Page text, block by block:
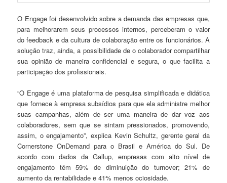
O Engage foi desenvolvido sobre a demanda das empresas que,
para melhorarem seus processos internos, perceberam o valor
do feedback e da cultura de colaboração entre os funcionários. A
solução traz, ainda, a possibilidade de o colaborador compartilhar
sua opinião de maneira confidencial e segura, o que facilita a
participação dos profissionais.
“O Engage é uma plataforma de pesquisa simplificada e didática
que fornece à empresa subsídios para que ela administre melhor
suas campanhas, além de ser uma maneira de dar voz aos
colaboradores, sem que se sintam pressionados, promovendo,
assim, o engajamento”, explica Kevin Schultz, gerente geral da
Cornerstone OnDemand para o Brasil e América do Sul. De
acordo com dados da Gallup, empresas com alto nível de
engajamento têm 59% de diminuição do turnover; 21% de
aumento da rentabilidade e 41% menos ociosidade.